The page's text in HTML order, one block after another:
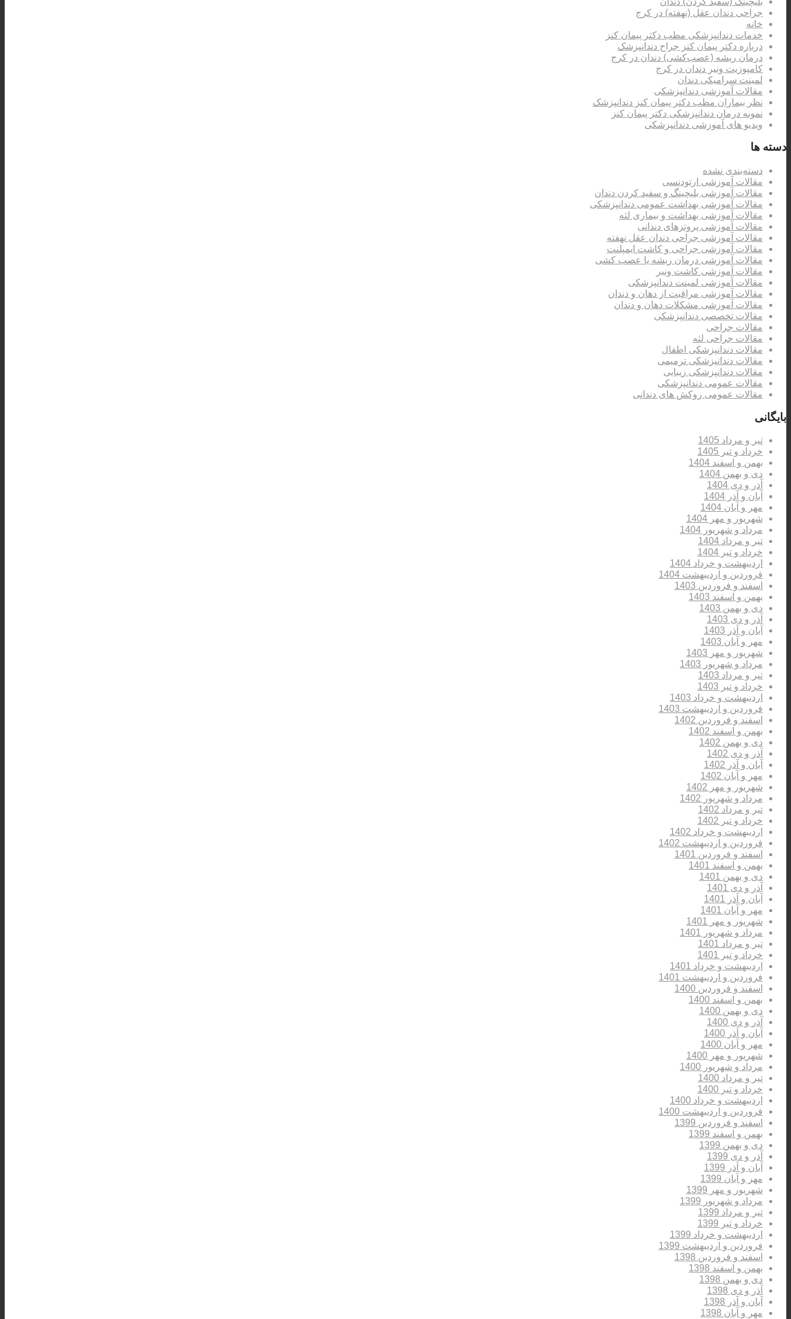
جراحی دندان عقل (نهفته) در کرج
خانه
خدمات دندانپزشکی مطب دکتر پیمان کنز
درباره دکتر پیمان کنز جراح دندانپزشک
درمان ریشه (عصب‌کشی) دندان در کرج
کامپوزیت ونیر دندان در کرج
لمینت سرامیکی دندان
مقالات آموزشی دندانپزشکی
نظر بیماران مطب دکتر پیمان کنز دندانپزشک
نمونه درمان دندانپزشکی دکتر پیمان کنز
ویدیو های آموزشی دندانپزشکی
دسته ها
دسته‌بندی نشده
مقالات آموزشی ارتودنسی
مقالات آموزشی بلیچینگ و سفید کردن دندان
مقالات آموزشی بهداشت عمومی دندانپزشکی
مقالات آموزشی بهداشت و بیماری لثه
مقالات آموزشی پروتزهای دندانی
مقالات آموزشی جراحی دندان عقل نهفته
مقالات آموزشی جراحی و کاشت ایمپلنت
مقالات آموزشی درمان ریشه یا عصب کشی
مقالات آموزشی کاشت ونیر
مقالات آموزشی لمینت دندانپزشکی
مقالات آموزشی مراقبت از دهان و دندان
مقالات آموزشی مشکلات دهان و دندان
مقالات تخصصی دندانپزشکی
مقالات جراحی
مقالات جراحی لثه
مقالات دندانپزشکی اطفال
مقالات دندانپزشکی ترمیمی
مقالات دندانپزشکی زیبایی
مقالات عمومی دندانپزشکی
مقالات عمومی روکش های دندانی
بایگانی
تیر و مرداد 1405
خرداد و تیر 1405
بهمن و اسفند 1404
دی و بهمن 1404
آذر و دی 1404
آبان و آذر 1404
مهر و آبان 1404
شهریور و مهر 1404
مرداد و شهریور 1404
تیر و مرداد 1404
خرداد و تیر 1404
اردیبهشت و خرداد 1404
فروردین و اردیبهشت 1404
اسفند و فروردین 1403
بهمن و اسفند 1403
دی و بهمن 1403
آذر و دی 1403
آبان و آذر 1403
مهر و آبان 1403
شهریور و مهر 1403
مرداد و شهریور 1403
تیر و مرداد 1403
خرداد و تیر 1403
اردیبهشت و خرداد 1403
فروردین و اردیبهشت 1403
اسفند و فروردین 1402
بهمن و اسفند 1402
دی و بهمن 1402
آذر و دی 1402
آبان و آذر 1402
مهر و آبان 1402
شهریور و مهر 1402
مرداد و شهریور 1402
تیر و مرداد 1402
خرداد و تیر 1402
اردیبهشت و خرداد 1402
فروردین و اردیبهشت 1402
اسفند و فروردین 1401
بهمن و اسفند 1401
دی و بهمن 1401
آذر و دی 1401
آبان و آذر 1401
مهر و آبان 1401
شهریور و مهر 1401
مرداد و شهریور 1401
تیر و مرداد 1401
خرداد و تیر 1401
اردیبهشت و خرداد 1401
فروردین و اردیبهشت 1401
اسفند و فروردین 1400
بهمن و اسفند 1400
دی و بهمن 1400
آذر و دی 1400
آبان و آذر 1400
مهر و آبان 1400
شهریور و مهر 1400
مرداد و شهریور 1400
تیر و مرداد 1400
خرداد و تیر 1400
اردیبهشت و خرداد 1400
فروردین و اردیبهشت 1400
اسفند و فروردین 1399
بهمن و اسفند 1399
دی و بهمن 1399
آذر و دی 1399
آبان و آذر 1399
مهر و آبان 1399
شهریور و مهر 1399
مرداد و شهریور 1399
تیر و مرداد 1399
خرداد و تیر 1399
اردیبهشت و خرداد 1399
فروردین و اردیبهشت 1399
اسفند و فروردین 1398
بهمن و اسفند 1398
دی و بهمن 1398
آذر و دی 1398
آبان و آذر 1398
مهر و آبان 1398